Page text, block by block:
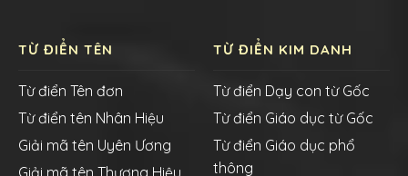
TỪ ĐIỂN TÊN
Từ điển Tên đơn
Từ điển tên Nhân Hiệu
Giải mã tên Uyên Ương
Giải mã tên Thương Hiệu
TỪ ĐIỂN KIM DANH
Từ điển Dạy con từ Gốc
Từ điển Giáo dục từ Gốc
Từ điển Giáo dục phổ
thông